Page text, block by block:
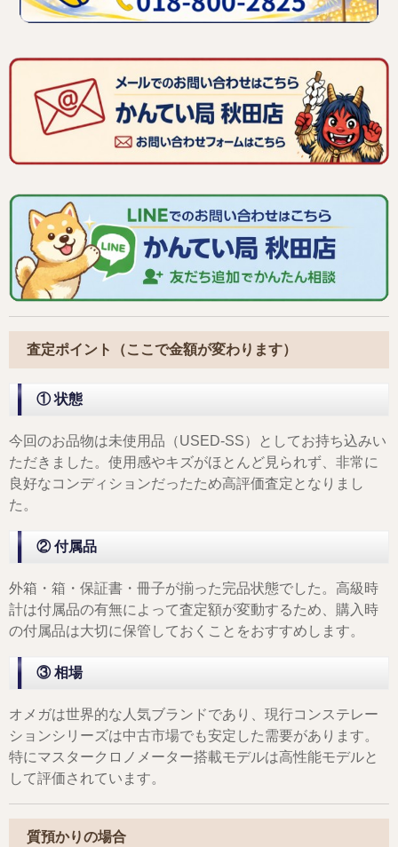
査定ポイント（ここで金額が変わります）
① 状態
今回のお品物は未使用品（USED-SS）としてお持ち込みい
ただきました。使用感やキズがほとんど見られず、非常に
良好なコンディションだったため高評価査定となりまし
た。
② 付属品
外箱・箱・保証書・冊子が揃った完品状態でした。高級時
計は付属品の有無によって査定額が変動するため、購入時
の付属品は大切に保管しておくことをおすすめします。
③ 相場
オメガは世界的な人気ブランドであり、現行コンステレー
ションシリーズは中古市場でも安定した需要があります。
特にマスタークロノメーター搭載モデルは高性能モデルと
して評価されています。
質預かりの場合